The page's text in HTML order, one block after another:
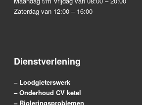
Zaterdag van 12:00 – 16:00
Dienstverlening
– Loodgieterswerk
– Onderhoud CV ketel
– Rioleringsproblemen